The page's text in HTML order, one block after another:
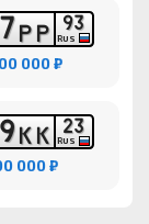
7РР 93
RUS
000 ₽
9КК 23
RUS
000 ₽